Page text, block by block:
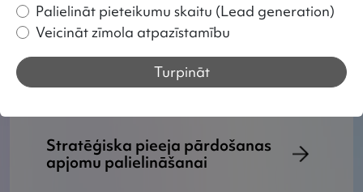
Kā mēs strādājam ar TikTok
reklāmu?
Stratēģiska pieeja pārdošanas
apjomu palielināšanai
Palielināt pieteikumu skaitu (Lead generation)
Veicināt zīmola atpazīstamību
Turpināt